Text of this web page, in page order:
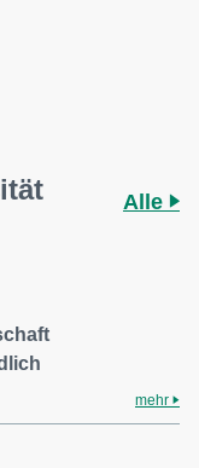
Alle
mehr